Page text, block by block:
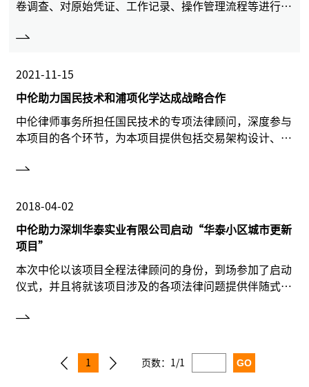
卷调查、对原始凭证、工作记录、操作管理流程等进行抽
2021-11-15
中伦助力国民技术和浦项化学达成战略合作
中伦律师事务所担任国民技术的专项法律顾问，深度参与
本项目的各个环节，为本项目提供包括交易架构设计、协
2018-04-02
中伦助力深圳华泰实业有限公司启动“华泰小区城市更新
项目”
本次中伦以该项目全程法律顾问的身份，到场参加了启动
仪式，并且将就该项目涉及的各项法律问题提供伴随式的
1 页数： 1/1